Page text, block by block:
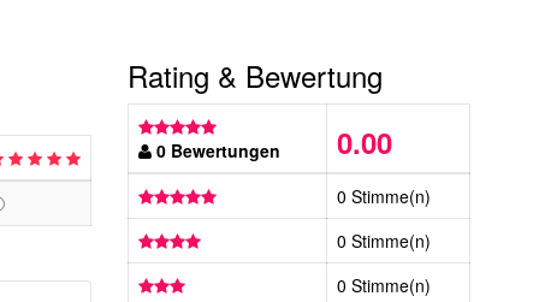
Rating & Bewertung
0 Bewertungen 0.00
0 Stimme(n)
0 Stimme(n)
0 Stimme(n)